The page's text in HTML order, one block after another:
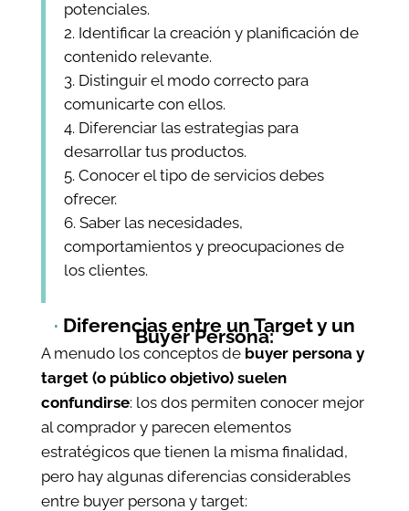
potenciales.
Identificar la creación y planificación de
contenido relevante.
Distinguir el modo correcto para
comunicarte con ellos.
Diferenciar las estrategias para
desarrollar tus productos.
Conocer el tipo de servicios debes
ofrecer.
Saber las necesidades,
comportamientos y preocupaciones de
los clientes.
· Diferencias entre un Target y un
Buyer Persona:
A menudo los conceptos de buyer persona y
target (o público objetivo) suelen
confundirse: los dos permiten conocer mejor
al comprador y parecen elementos
estratégicos que tienen la misma finalidad,
pero hay algunas diferencias considerables
entre buyer persona y target: